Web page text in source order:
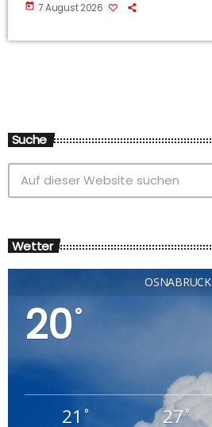
today 7 August 2026
Suche
Wetter
OSNABRÜCK
20°
21 ° 27°